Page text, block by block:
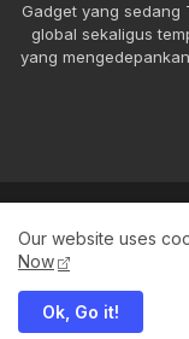
Gadget yang sedang
global sekaligus
yang
All Right
Our website uses
Now
Ok, Go it!